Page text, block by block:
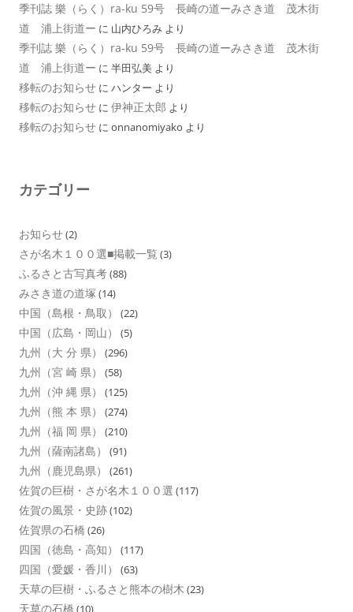
季刊誌 樂（らく）ra-ku 59号 長崎の道ーみさき道 茂木街
道 浦上街道ー に 山内ひろみ より
季刊誌 樂（らく）ra-ku 59号 長崎の道ーみさき道 茂木街
道 浦上街道ー に 半田弘美 より
移転のお知らせ に ハンター より
移転のお知らせ に 伊神正太郎 より
移転のお知らせ に onnanomiyako より
カテゴリー
お知らせ(2)
さが名木１００選■掲載一覧 (3)
ふるさと古写真考(88)
みさき道の道塚 (14)
中国（島根・鳥取） (22)
中国（広島・岡山） (5)
九州（大 分 県） (296)
九州（宮 崎 県） (58)
九州（沖 縄 県） (125)
九州（熊 本 県） (274)
九州（福 岡 県） (210)
九州（薩南諸島） (91)
九州（鹿児島県） (261)
佐賀の巨樹・さが名木１００選 (117)
佐賀の風景・史跡(102)
佐賀県の石橋 (26)
四国（徳島・高知） (117)
四国（愛媛・香川） (63)
天草の巨樹・ふるさと熊本の樹木 (23)
天草の石橋 (10)